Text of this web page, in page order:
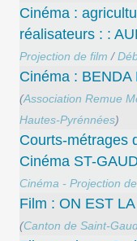
Cinéma :
réalisateurs : :
Projection de film /
Cinéma : BENDA
(Association Remue
Hautes-Pyrénnées)
Courts-métrages
Cinéma ST-
Cinéma - Projection
Film : ON EST
(Canton de Saint-